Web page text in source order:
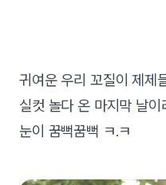
귀여운 우리 꼬질이 제제
실컷 놀다 온 마지막 날이
눈이 꿈뻑꿈뻑 ㅋ.ㅋ